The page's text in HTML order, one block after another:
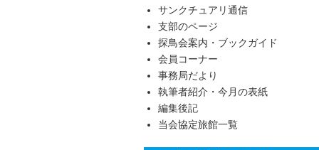
サンクチュアリ通信
支部のページ
探鳥会案内・ブックガイド
会員コーナー
事務局だより
執筆者紹介・今月の表紙
編集後記
当会協定旅館一覧